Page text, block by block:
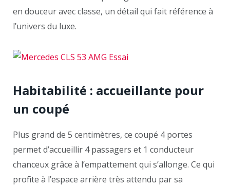
en douceur avec classe, un détail qui fait référence à
l’univers du luxe.
Habitabilité : accueillante pour
un coupé
Plus grand de 5 centimètres, ce coupé 4 portes
permet d’accueillir 4 passagers et 1 conducteur
chanceux grâce à l’empattement qui s’allonge. Ce qui
profite à l’espace arrière très attendu par sa